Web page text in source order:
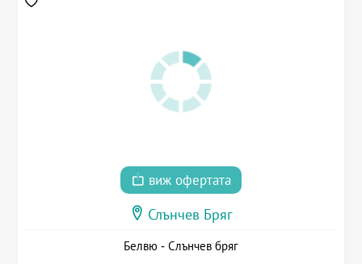
виж офертата
Слънчев Бряг
Белвю - Слънчев бряг